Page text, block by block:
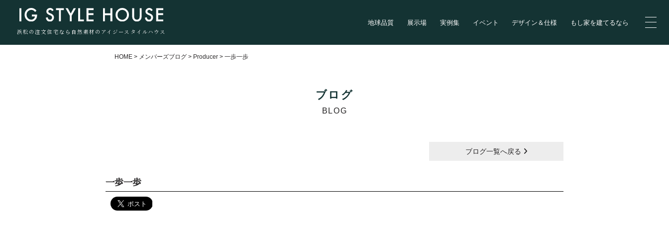
浜松の注文住宅なら自然素材のアイジースタイルハウス
地球品質 展示場 実例集 イベント デザイン＆仕様 もし家を建てるなら
HOME > メンバーズブログ > Producer >一歩一歩
ブログ
BLOG
ブログ一覧へ戻る
一歩一歩